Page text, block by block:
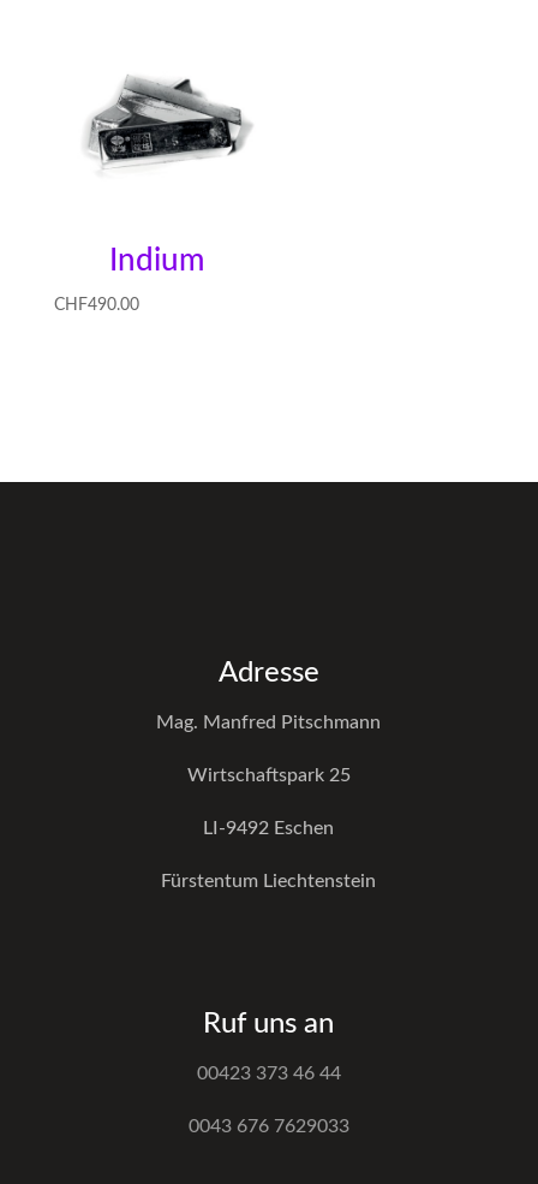
Indium
CHF490.00
Adresse
Mag. Manfred Pitschmann
Wirtschaftspark 25
LI-9492 Eschen
Fürstentum Liechtenstein
Ruf uns an
00423 373 46 44
0043 676 7629033